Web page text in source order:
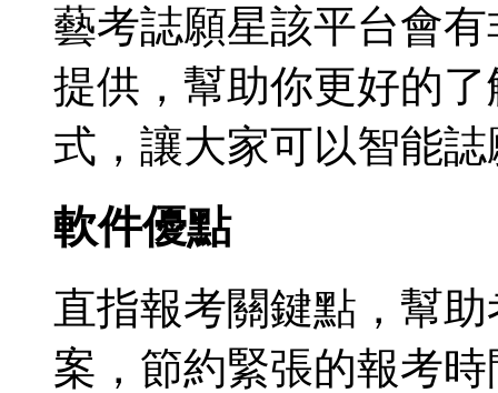
藝考誌願星該平台會
提供，幫助你更好的
式，讓大家可以智能
軟件優點
直指報考關鍵點，幫
案，節約緊張的報考時